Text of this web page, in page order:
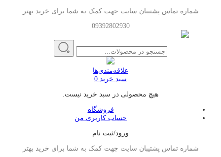
شماره تماس پشتیبان سایت جهت کمک به شما برای خرید بهتر
09392802930
علاقه‌مندی‌ها
سبد خرید 0
هیچ محصولی در سبد خرید نیست.
فروشگاه
حساب کاربری من
ورود/ثبت نام
شماره تماس پشتیبان سایت جهت کمک به شما برای خرید بهتر